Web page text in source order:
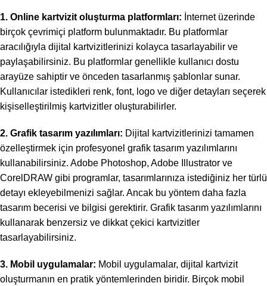
1. Online kartvizit oluşturma platformları: İnternet üzerinde
birçok çevrimiçi platform bulunmaktadır. Bu platformlar
aracılığıyla dijital kartvizitlerinizi kolayca tasarlayabilir ve
paylaşabilirsiniz. Bu platformlar genellikle kullanıcı dostu
arayüze sahiptir ve önceden tasarlanmış şablonlar sunar.
Kullanıcılar istedikleri renk, font, logo ve diğer detayları seçerek
kişiselleştirilmiş kartvizitler oluşturabilirler.
2. Grafik tasarım yazılımları: Dijital kartvizitlerinizi tamamen
özelleştirmek için profesyonel grafik tasarım yazılımlarını
kullanabilirsiniz. Adobe Photoshop, Adobe Illustrator ve
CorelDRAW gibi programlar, tasarımlarınıza istediğiniz her türlü
detayı ekleyebilmenizi sağlar. Ancak bu yöntem daha fazla
tasarım becerisi ve bilgisi gerektirir. Grafik tasarım yazılımlarını
kullanarak benzersiz ve dikkat çekici kartvizitler
tasarlayabilirsiniz.
3. Mobil uygulamalar: Mobil uygulamalar, dijital kartvizit
oluşturmanın en pratik yöntemlerinden biridir. Birçok mobil